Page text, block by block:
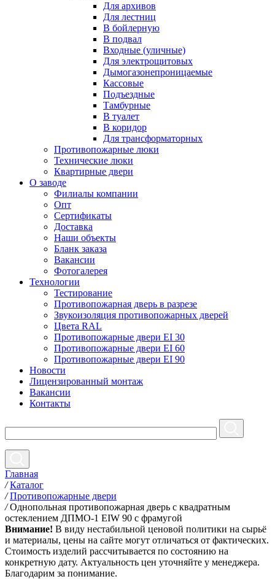
Для архивов
Для лестниц
В бойлерную
В подвал
Входные (уличные)
Для электрощитовых
Дымогазонепроницаемые
Кассовые
Подъездные
Тамбурные
В туалет
В коридор
Для трансформаторных
Противопожарные люки
Технические люки
Квартирные двери
О заводе
Филиалы компании
Опт
Сертификаты
Доставка
Наши объекты
Бланк заказа
Вакансии
Фотогалерея
Технологии
Тестирование
Противопожарная дверь в разрезе
Звукоизоляция противопожарных дверей
Цвета RAL
Противопожарные двери EI 30
Противопожарные двери EI 60
Противопожарные двери EI 90
Новости
Лицензированный монтаж
Вакансии
Контакты
Главная
/ Каталог
/ Противопожарные двери
/ Однопольная противопожарная дверь с квадратным
остеклением ДПМО-1 EIW 90 с фрамугой
Внимание! В виду нестабильной ценовой политики на сырьё
и материалы, цены на сайте могут отличаться от фактических.
Стоимость изделий рассчитывается по состоянию на
конкретную дату. Актуальность цен уточняйте у менеджера.
Благодарим за понимание.